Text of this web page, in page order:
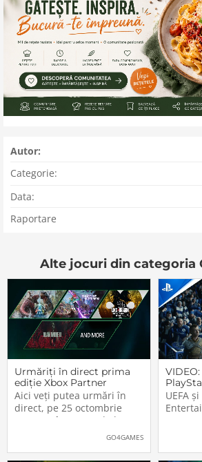
Autor:
Categorie:
Data:
Raportare
Alte jocuri din categoria
Urmăriți în direct prima
ediție Xbox Partner
Preview
Aici veți putea urmări în
direct, pe 25 octombrie
2023, cu începere de la
20:00 (ora României), prima
Partner Preview, folosit de
GO4GAMES
lipsesc
UEFA
deja
dintre